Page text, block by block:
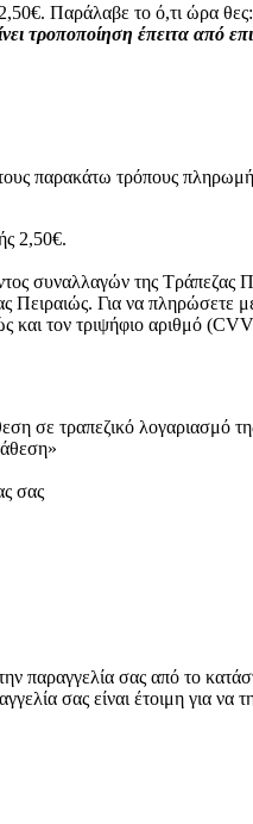
Παράλαβε το ό,τι ώρα
τροποποίηση έπειτα από
παρακάτω τρόπους
2,50€.
συναλλαγών της Τράπεζας
Πειραιώς. Για να
και τον τριψήφιο αριθμό
σε τραπεζικό λογαριασμό της
σας
παραγγελία σας από το
σας είναι έτοιμη για να